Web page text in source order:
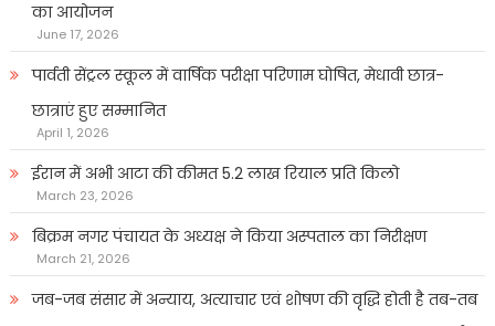
का आयोजन
June 17, 2026
पार्वती सेंट्रल स्कूल में वार्षिक परीक्षा परिणाम घोषित, मेधावी छात्र-
छात्राएं हुए सम्मानित
April 1, 2026
ईरान में अभी आटा की कीमत 5.2 लाख रियाल प्रति किलो
March 23, 2026
बिक्रम नगर पंचायत के अध्यक्ष ने किया अस्पताल का निरीक्षण
March 21, 2026
जब-जब संसार में अन्याय, अत्याचार एवं शोषण की वृद्धि होती है तब-तब